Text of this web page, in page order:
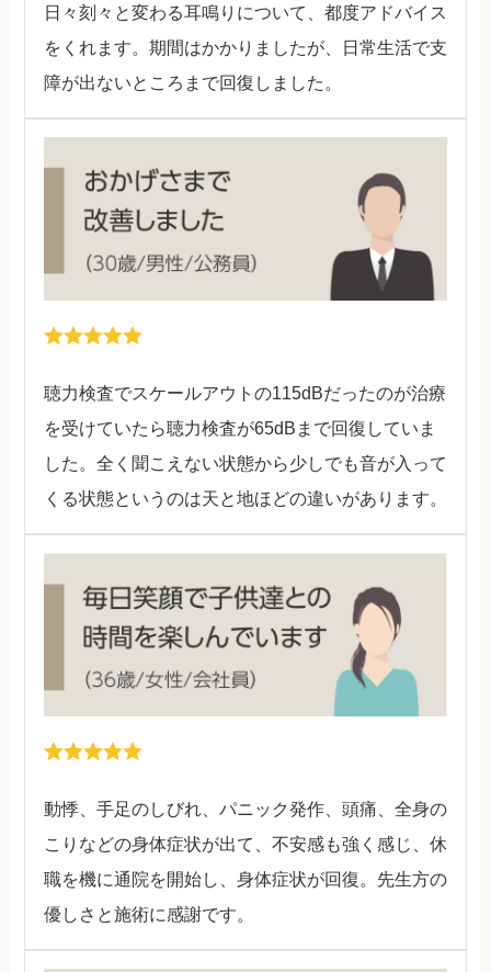
日々刻々と変わる耳鳴りについて、都度アドバイス
をくれます。期間はかかりましたが、日常生活で支
障が出ないところまで回復しました。
聴力検査でスケールアウトの115dBだったのが治療
を受けていたら聴力検査が65dBまで回復していま
した。全く聞こえない状態から少しでも音が入って
くる状態というのは天と地ほどの違いがあります。
動悸、手足のしびれ、パニック発作、頭痛、全身の
こりなどの身体症状が出て、不安感も強く感じ、休
職を機に通院を開始し、身体症状が回復。先生方の
優しさと施術に感謝です。